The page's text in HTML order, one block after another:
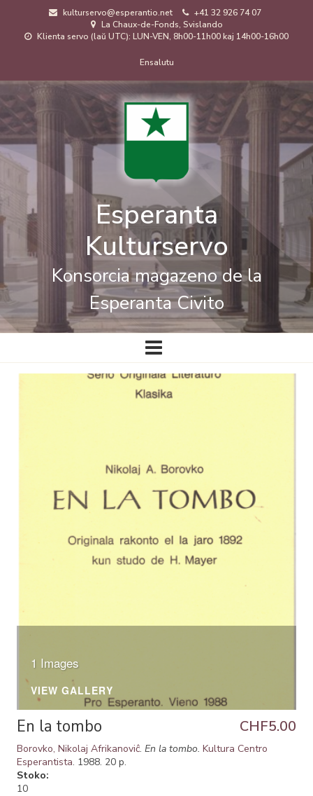
kulturservo@esperantio.net
+41 32 926 74 07
La Chaux-de-Fonds, Svislando
Klienta servo (laŭ UTC): LUN-VEN, 8h00-11h00 kaj 14h00-16h00
de
uzanto
Ensalutu
Esperanta
Kulturservo
Konsorcia magazeno de la
Esperanta Civito
Ĉefa
navigado
1 Images
VIEW GALLERY
En la tombo CHF5.00
Borovko, Nikolaj Afrikanoviĉ. En la tombo. Kultura Centro
Esperantista. 1988. 20 p.
Stoko
10